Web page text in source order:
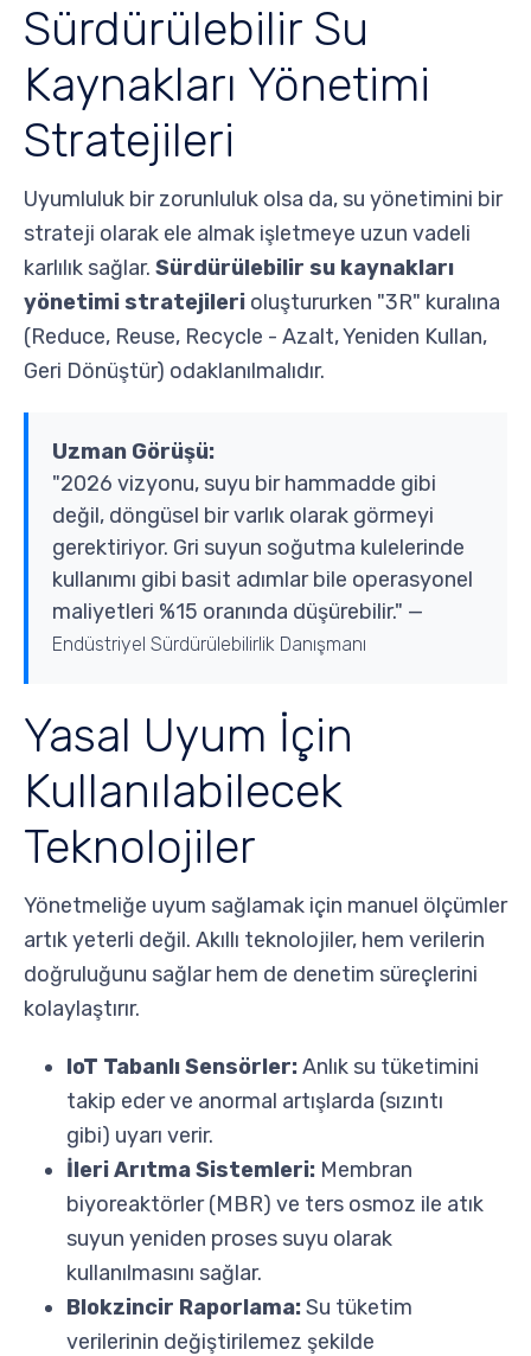
Sürdürülebilir Su
Kaynakları Yönetimi
Stratejileri
Uyumluluk bir zorunluluk olsa da, su yönetimini bir
strateji olarak ele almak işletmeye uzun vadeli
karlılık sağlar. Sürdürülebilir su kaynakları
yönetimi stratejileri oluştururken "3R" kuralına
(Reduce, Reuse, Recycle - Azalt, Yeniden Kullan,
Geri Dönüştür) odaklanılmalıdır.
Uzman Görüşü:
"2026 vizyonu, suyu bir hammadde gibi
değil, döngüsel bir varlık olarak görmeyi
gerektiriyor. Gri suyun soğutma kulelerinde
kullanımı gibi basit adımlar bile operasyonel
maliyetleri %15 oranında düşürebilir." —
Endüstriyel Sürdürülebilirlik Danışmanı
Yasal Uyum İçin
Kullanılabilecek
Teknolojiler
Yönetmeliğe uyum sağlamak için manuel ölçümler
artık yeterli değil. Akıllı teknolojiler, hem verilerin
doğruluğunu sağlar hem de denetim süreçlerini
kolaylaştırır.
IoT Tabanlı Sensörler:Anlık su tüketimini
takip eder ve anormal artışlarda (sızıntı
gibi) uyarı verir.
İleri Arıtma Sistemleri: Membran
biyoreaktörler (MBR) ve ters osmoz ile atık
suyun yeniden proses suyu olarak
kullanılmasını sağlar.
Blokzincir Raporlama:Su tüketim
verilerinin değiştirilemez şekilde